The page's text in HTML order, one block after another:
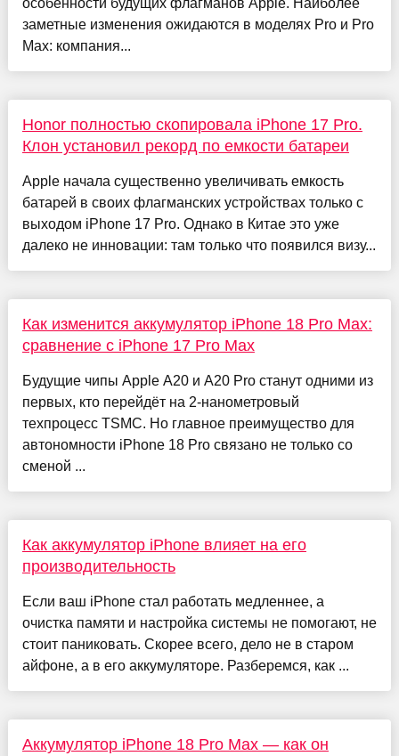
особенности будущих флагманов Apple. Наиболее
заметные изменения ожидаются в моделях Pro и Pro
Max: компания...
Honor полностью скопировала iPhone 17 Pro.
Клон установил рекорд по емкости батареи
Apple начала существенно увеличивать емкость
батарей в своих флагманских устройствах только с
выходом iPhone 17 Pro. Однако в Китае это уже
далеко не инновации: там только что появился визу...
Как изменится аккумулятор iPhone 18 Pro Max:
сравнение с iPhone 17 Pro Max
Будущие чипы Apple A20 и A20 Pro станут одними из
первых, кто перейдёт на 2-нанометровый
техпроцесс TSMC. Но главное преимущество для
автономности iPhone 18 Pro связано не только со
сменой ...
Как аккумулятор iPhone влияет на его
производительность
Если ваш iPhone стал работать медленнее, а
очистка памяти и настройка системы не помогают, не
стоит паниковать. Скорее всего, дело не в старом
айфоне, а в его аккумуляторе. Разберемся, как ...
Аккумулятор iPhone 18 Pro Max — как он